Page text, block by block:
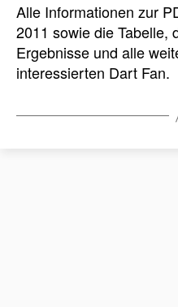
Alle Informationen zur
2011 sowie die Tabelle,
Ergebnisse und alle
interessierten Dart Fan.